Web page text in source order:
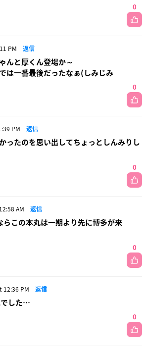
0
PM 返信
んと厚くん登場か～
は一番最後だったなぁ(しみじみ
0
PM 返信
ったのを思い出してちょっとしんみりし
0
AM 返信
らこの本丸は一期より先に博多が来
0
12:36 PM 返信
でした…
0